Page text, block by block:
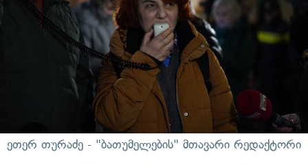
ეთერ თურაძე - "ბათუმელების" მთავარი რედაქტორი